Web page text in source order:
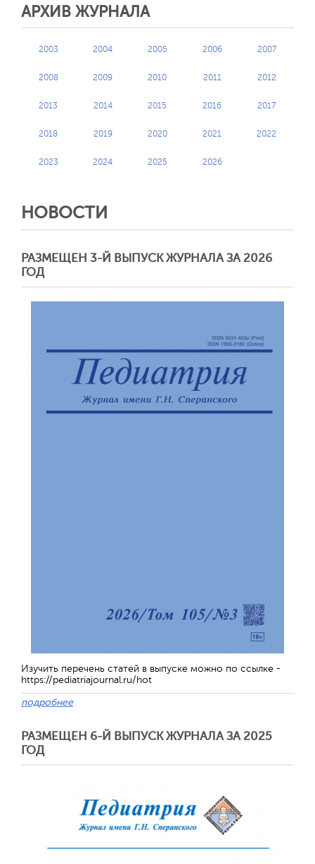
АРХИВ ЖУРНАЛА
2003 2004 2005 2006 2007
2008 2009 2010 2011 2012
2013 2014 2015 2016 2017
2018 2019 2020 2021 2022
2023 2024 2025 2026
НОВОСТИ
РАЗМЕЩЕН 3-Й ВЫПУСК ЖУРНАЛА ЗА 2026
ГОД
Изучить перечень статей в выпуске можно по ссылке -
https://pediatriajournal.ru/hot
подробнее
РАЗМЕЩЕН 6-Й ВЫПУСК ЖУРНАЛА ЗА 2025
ГОД